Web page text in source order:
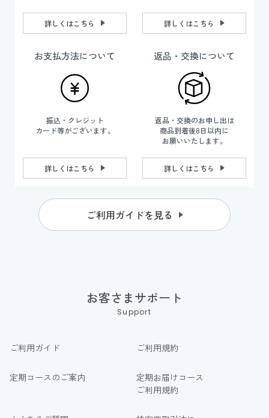
詳しくはこちら 詳しくはこちら
お支払方法について
振込・クレジット
カード等がございます。
詳しくはこちら
返品・交換について
返品・交換のお申し出は
商品到着後8日以内に
お願いいたします。
詳しくはこちら
ご利用ガイドを見る
お客さまサポート
Support
ご利用ガイド ご利用規約
定期コースのご案内
定期お届けコース
ご利用規約